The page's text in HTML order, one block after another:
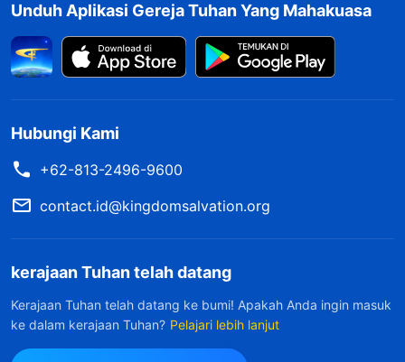
Unduh Aplikasi Gereja Tuhan Yang Mahakuasa
Hubungi Kami
+62-813-2496-9600
contact.id@kingdomsalvation.org
kerajaan Tuhan telah datang
Kerajaan Tuhan telah datang ke bumi! Apakah Anda ingin masuk
ke dalam kerajaan Tuhan? Pelajari lebih lanjut